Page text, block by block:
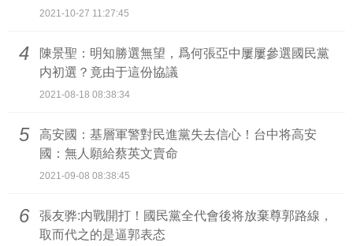
2021-10-27 11:27:45
陳景聖：明知勝選無望，爲何張亞中屢屢參選國民黨
内初選？竟由于這份協議
2021-08-18 08:38:34
4
高安國：基層軍警對民進黨失去信心！台中将高安
國：無人願給蔡英文賣命
2021-09-08 08:38:45
5
張友骅:内戰開打！國民黨全代會後将放棄尊郭路線，
取而代之的是逼郭表态
6